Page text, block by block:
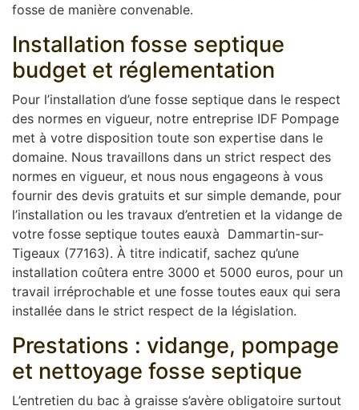
fosse de manière convenable.
Installation fosse septique
budget et réglementation
Pour l’installation d’une fosse septique dans le respect
des normes en vigueur, notre entreprise IDF Pompage
met à votre disposition toute son expertise dans le
domaine. Nous travaillons dans un strict respect des
normes en vigueur, et nous nous engageons à vous
fournir des devis gratuits et sur simple demande, pour
l’installation ou les travaux d’entretien et la vidange de
votre fosse septique toutes eauxà Dammartin-sur-
Tigeaux (77163). À titre indicatif, sachez qu’une
installation coûtera entre 3000 et 5000 euros, pour un
travail irréprochable et une fosse toutes eaux qui sera
installée dans le strict respect de la législation.
Prestations : vidange, pompage
et nettoyage fosse septique
L’entretien du bac à graisse s’avère obligatoire surtout